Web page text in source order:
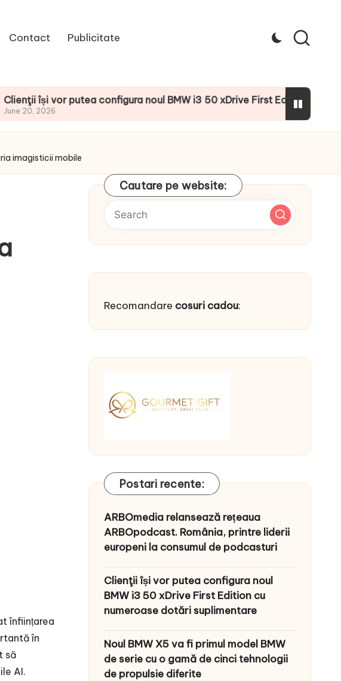
Contact Publicitate
putea configura noul BMW i3 50 xDrive First Edition cu numeroase
imagisticii mobile
înființarea
în
să
AI.
Cautare pe website:
Recomandare cosuri cadou:
Postari recente:
ARBOmedia relansează rețeaua
ARBOpodcast. România, printre liderii
europeni la consumul de podcasturi
Clienţii își vor putea configura noul
BMW i3 50 xDrive First Edition cu
numeroase dotări suplimentare
Noul BMW X5 va fi primul model BMW
de serie cu o gamă de cinci tehnologii
de propulsie diferite